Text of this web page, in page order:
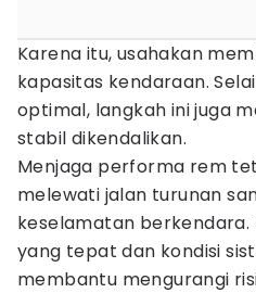
Karena itu, usahakan
kapasitas kendaraan.
optimal, langkah ini juga
stabil dikendalikan.
Menjaga performa rem
melewati jalan turunan
keselamatan berkendara.
yang tepat dan kondisi
membantu mengurangi